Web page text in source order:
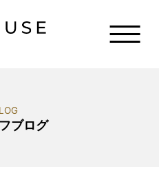
ブログ